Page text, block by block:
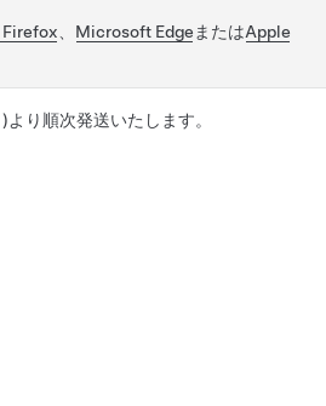
Microsoft Edge またはApple
り順次発送いたします。